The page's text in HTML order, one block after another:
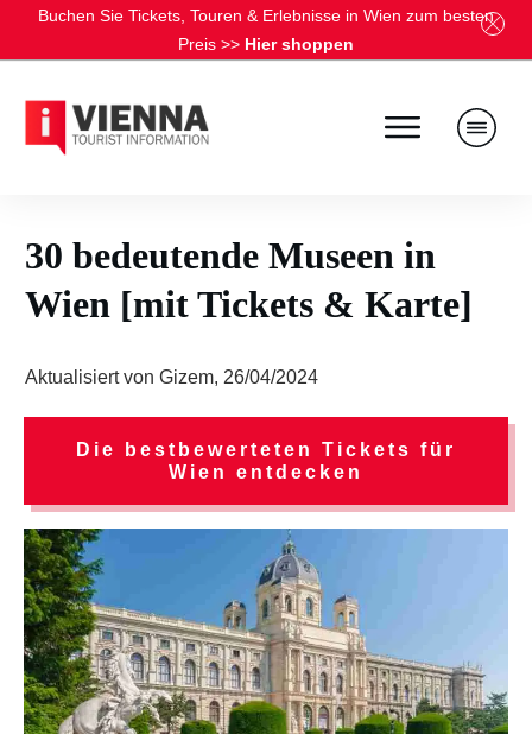
30 bedeutende Museen in
Wien [mit Tickets & Karte]
Aktualisiert von Gizem, 26/04/2024
Die bestbewerteten Tickets für
Wien entdecken
Buchen Sie Tickets, Touren & Erlebnisse in Wien zum besten
Preis >> Hier shoppen